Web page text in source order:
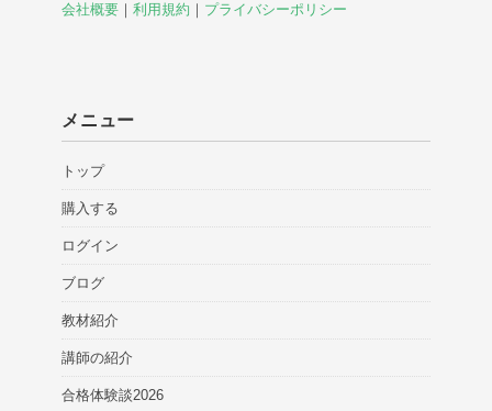
会社概要 ｜ 利用規約 ｜ プライバシーポリシー
メニュー
トップ
購入する
ログイン
ブログ
教材紹介
講師の紹介
合格体験談2026